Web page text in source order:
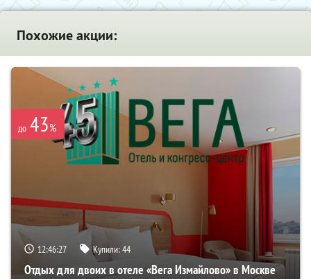
Похожие акции:
до 43%
12:46:26 Купили:44
Отдых для двоих в отеле «Вега Измайлово» в Москве